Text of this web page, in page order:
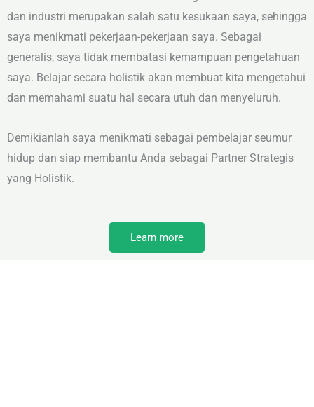
dan industri merupakan salah satu kesukaan saya, sehingga
saya menikmati pekerjaan-pekerjaan saya. Sebagai
generalis, saya tidak membatasi kemampuan pengetahuan
saya. Belajar secara holistik akan membuat kita mengetahui
dan memahami suatu hal secara utuh dan menyeluruh.
Demikianlah saya menikmati sebagai pembelajar seumur
hidup dan siap membantu Anda sebagai Partner Strategis
yang Holistik.
Learn more